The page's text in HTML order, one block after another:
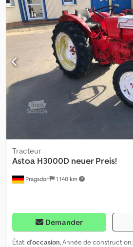
Hokef
Pragsdorf 1 140 km
Tracteur
Astoa H3000D neuer Preis!
Demander
État:d'occasion, Année de construction: